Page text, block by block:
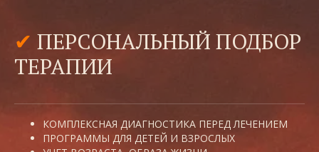
✔ ПЕРСОНАЛЬНЫЙ ПОДБОР
ТЕРАПИИ
КОМПЛЕКСНАЯ ДИАГНОСТИКА ПЕРЕД ЛЕЧЕНИЕМ
ПРОГРАММЫ ДЛЯ ДЕТЕЙ И ВЗРОСЛЫХ